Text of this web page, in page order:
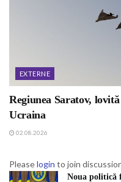
EXTERNE
Regiunea Saratov,
Ucraina
02.08.2026
Pleaselogin to join
Noua politică